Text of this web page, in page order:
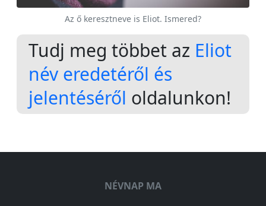
Az ő keresztneve is Eliot. Ismered?
Tudj meg többet az Eliot
név eredetéről és
jelentéséről oldalunkon!
NÉVNAP MA